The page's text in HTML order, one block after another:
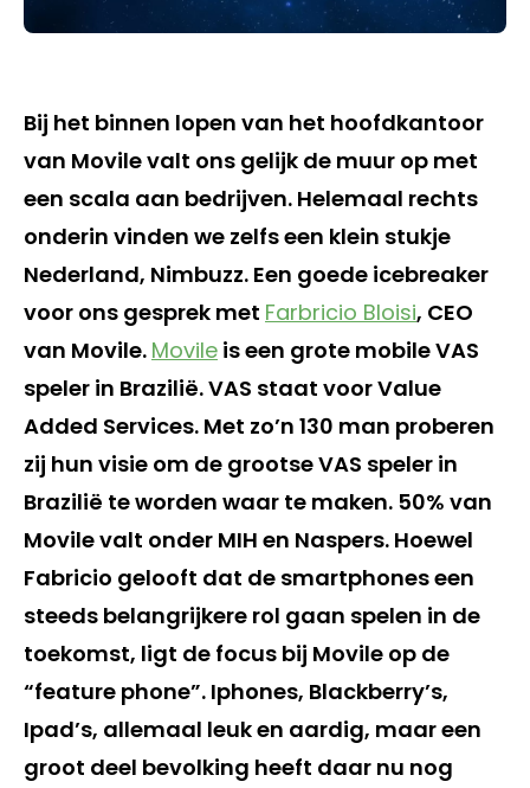
Bij het binnen lopen van het hoofdkantoor
van Movile valt ons gelijk de muur op met
een scala aan bedrijven. Helemaal rechts
onderin vinden we zelfs een klein stukje
Nederland, Nimbuzz. Een goede icebreaker
voor ons gesprek met Farbricio Bloisi, CEO
van Movile. Movile is een grote mobile VAS
speler in Brazilië. VAS staat voor Value
Added Services. Met zo’n 130 man proberen
zij hun visie om de grootse VAS speler in
Brazilië te worden waar te maken. 50% van
Movile valt onder MIH en Naspers. Hoewel
Fabricio gelooft dat de smartphones een
steeds belangrijkere rol gaan spelen in de
toekomst, ligt de focus bij Movile op de
“feature phone”. Iphones, Blackberry’s,
Ipad’s, allemaal leuk en aardig, maar een
groot deel bevolking heeft daar nu nog